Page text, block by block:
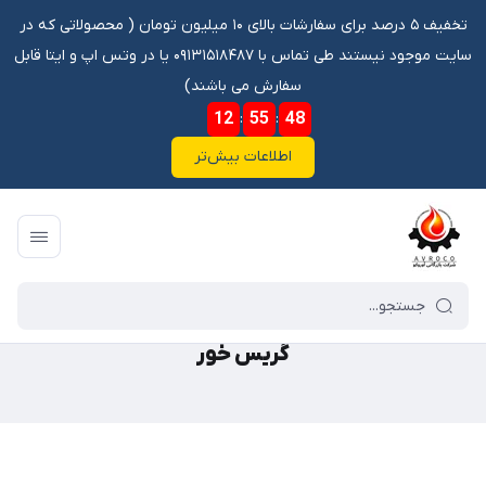
تخفیف ۵ درصد برای سفارشات بالای ۱۰ میلیون تومان ‌‌(‌‌ محصولاتی که در
سایت موجود نیستند طی تماس با ۰۹۱۳۱۵۱۸۴۸۷ یا در وتس اپ و ایتا قابل
سفارش می باشند)
12 : 55 : 48
اطلاعات بیش‌تر
فروشگاه آنلاین آوروکو
گریس خور